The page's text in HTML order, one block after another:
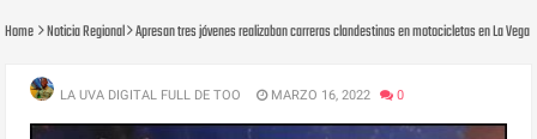
Home Noticia Regional Apresan tres jóvenes realizaban carreras clandestinas en motocicletas en La Vega
LA UVA DIGITAL FULL DE TOO MARZO 16, 2022 0